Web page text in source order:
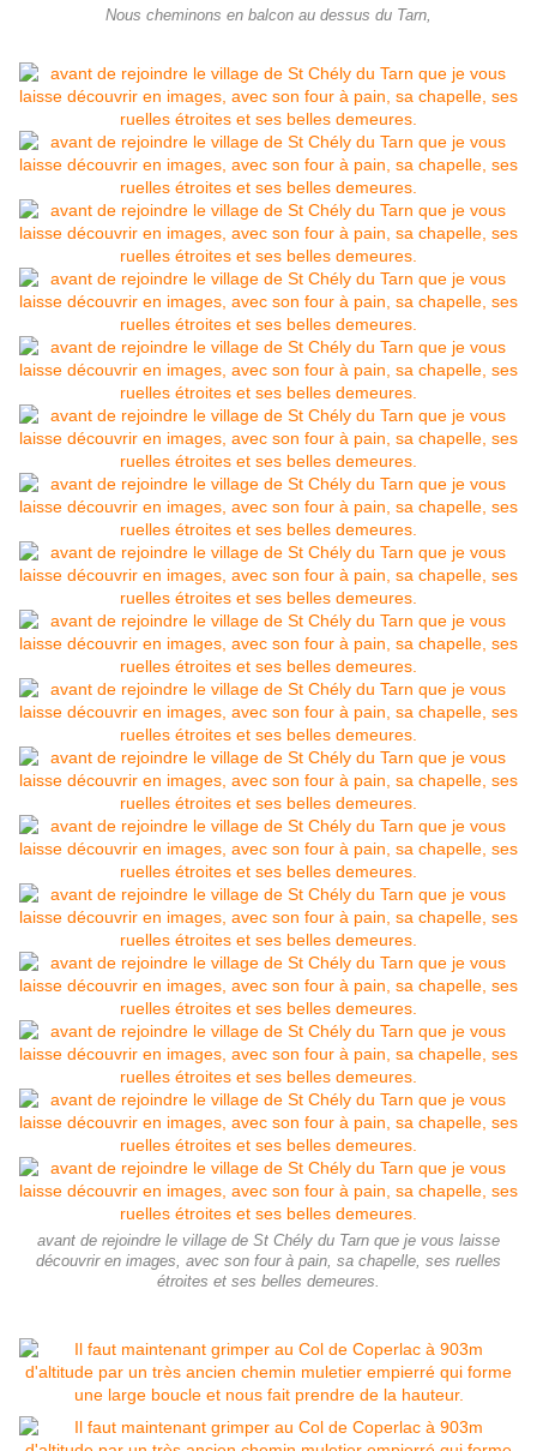
Nous cheminons en balcon au dessus du Tarn,
avant de rejoindre le village de St Chély du Tarn que je vous laisse
découvrir en images, avec son four à pain, sa chapelle, ses ruelles
étroites et ses belles demeures.